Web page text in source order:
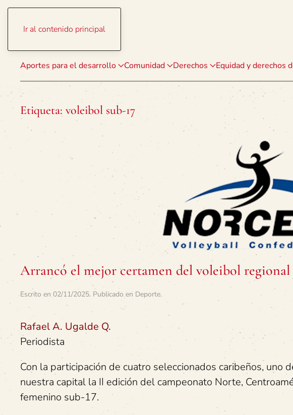
Ir al contenido principal
Aportes para el desarrollo Comunidad Derechos Equidad y derechos
Etiqueta: voleibol sub-17
Arrancó el mejor certamen del voleibol regional
Escrito en 02/11/2025. Publicado enDeporte.
Rafael A. Ugalde Q.
Periodista
Con la participación de cuatro seleccionados caribeños, uno
nuestra capital la II edición del campeonato Norte,
femenino sub-17.